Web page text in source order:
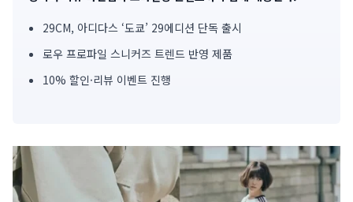
29CM, 아디다스 ‘도쿄’ 29에디션 단독 출시
로우 프로파일 스니커즈 트렌드 반영 제품
10% 할인·리뷰 이벤트 진행